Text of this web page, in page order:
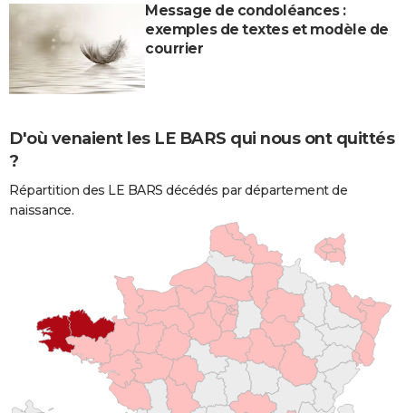
Message de condoléances :
exemples de textes et modèle de
courrier
D'où venaient les LE BARS qui nous ont quittés
?
Répartition des LE BARS décédés par département de
naissance.